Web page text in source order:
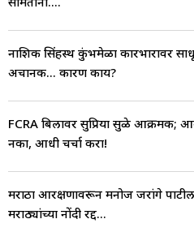
नाशिक सिंहस्थ कुंभमेळा कारभारावर
अचानक... कारण काय?
FCRA बिलावर सुप्रिया सुळे आक्रमक;
नका, आधी चर्चा करा!
मराठा आरक्षणावरून मनोज जरांगे
मराठ्यांच्या नोंदी रद्द...